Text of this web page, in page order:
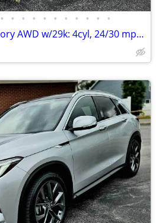
• • • • • • • • • • •
2019 Infiniti QX50 Sensory AWD w/29k: 4cyl, 24/30 mpg, BOSE,PANO roof!